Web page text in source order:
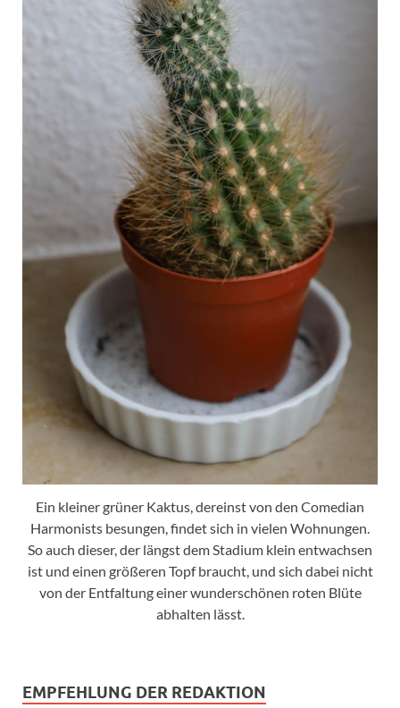
Ein kleiner grüner Kaktus, dereinst von den Comedian
Harmonists besungen, findet sich in vielen Wohnungen.
So auch dieser, der längst dem Stadium klein entwachsen
ist und einen größeren Topf braucht, und sich dabei nicht
von der Entfaltung einer wunderschönen roten Blüte
abhalten lässt.
EMPFEHLUNG DER REDAKTION